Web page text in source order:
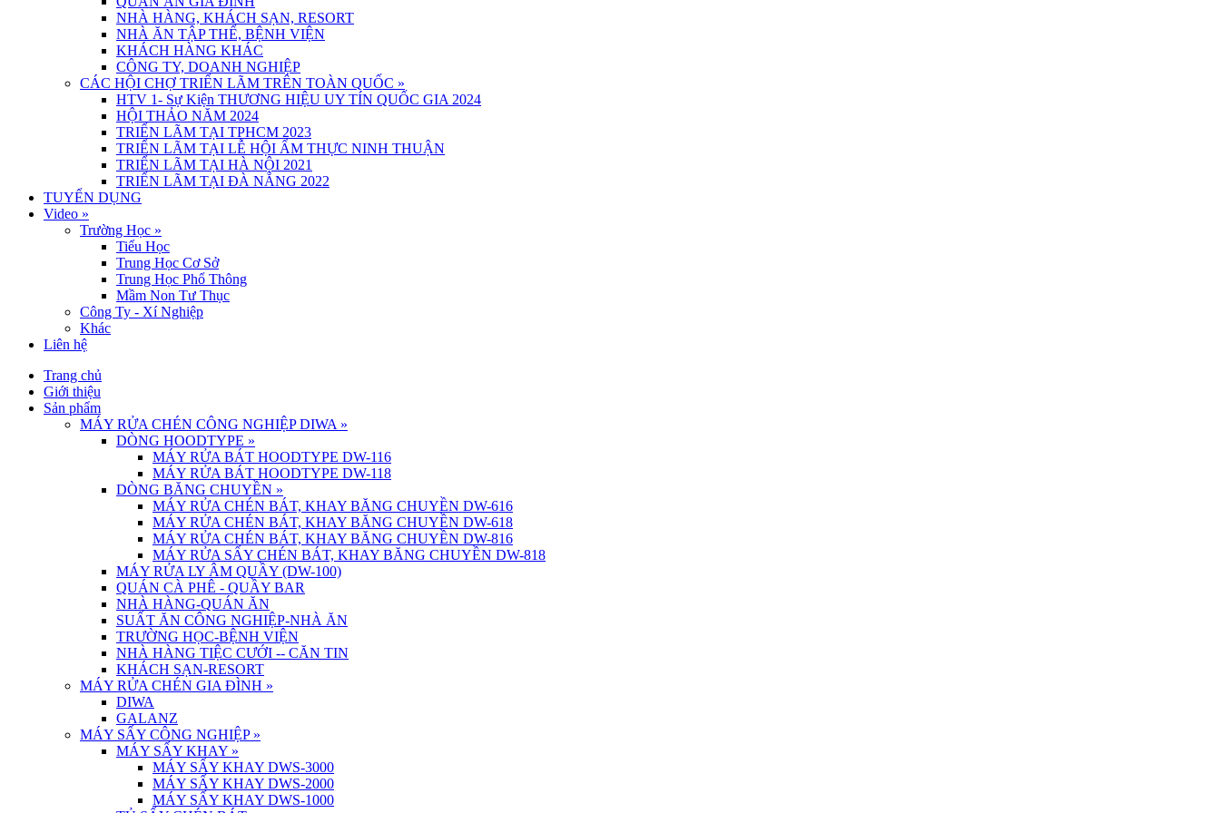
NHÀ HÀNG, KHÁCH SẠN, RESORT
NHÀ ĂN TẬP THỂ, BỆNH VIỆN
KHÁCH HÀNG KHÁC
CÔNG TY, DOANH NGHIỆP
CÁC HỘI CHỢ TRIỂN LÃM TRÊN TOÀN QUỐC »
HTV 1- Sự Kiện THƯƠNG HIỆU UY TÍN QUỐC GIA 2024
HỘI THẢO NĂM 2024
TRIỂN LÃM TẠI TPHCM 2023
TRIỂN LÃM TẠI LỄ HỘI ẨM THỰC NINH THUẬN
TRIỂN LÃM TẠI HÀ NỘI 2021
TRIỂN LÃM TẠI ĐÀ NẴNG 2022
TUYỂN DỤNG
Video »
Trường Học »
Tiểu Học
Trung Học Cơ Sở
Trung Học Phổ Thông
Mầm Non Tư Thục
Công Ty - Xí Nghiệp
Khác
Liên hệ
Trang chủ
Giới thiệu
Sản phẩm
MÁY RỬA CHÉN CÔNG NGHIỆP DIWA »
DÒNG HOODTYPE »
MÁY RỬA BÁT HOODTYPE DW-116
MÁY RỬA BÁT HOODTYPE DW-118
DÒNG BĂNG CHUYỀN »
MÁY RỬA CHÉN BÁT, KHAY BĂNG CHUYỀN DW-616
MÁY RỬA CHÉN BÁT, KHAY BĂNG CHUYỀN DW-618
MÁY RỬA CHÉN BÁT, KHAY BĂNG CHUYỀN DW-816
MÁY RỬA SẤY CHÉN BÁT, KHAY BĂNG CHUYỀN DW-818
MÁY RỬA LY ÂM QUẦY (DW-100)
QUÁN CÀ PHÊ - QUẦY BAR
NHÀ HÀNG-QUÁN ĂN
SUẤT ĂN CÔNG NGHIỆP-NHÀ ĂN
TRƯỜNG HỌC-BỆNH VIỆN
NHÀ HÀNG TIỆC CƯỚI -- CĂN TIN
KHÁCH SẠN-RESORT
MÁY RỬA CHÉN GIA ĐÌNH »
DIWA
GALANZ
MÁY SẤY CÔNG NGHIỆP »
MÁY SẤY KHAY »
MÁY SẤY KHAY DWS-3000
MÁY SẤY KHAY DWS-2000
MÁY SẤY KHAY DWS-1000